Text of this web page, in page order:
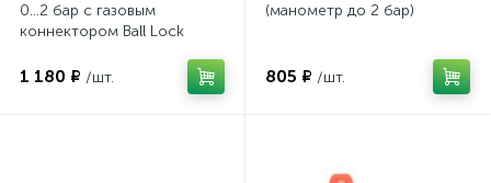
0...2 бар с газовым
коннектором Ball Lock
1 180 ₽ /шт.
(манометр до 2 бар)
805 ₽ /шт.